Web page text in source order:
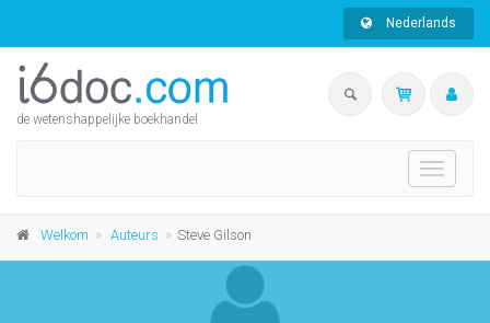
Nederlands
de wetenshappelijke boekhandel
Toggle
Welkom Auteurs Steve Gilson